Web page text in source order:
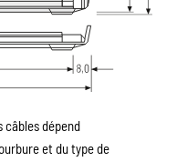
câbles dépend
et du type de